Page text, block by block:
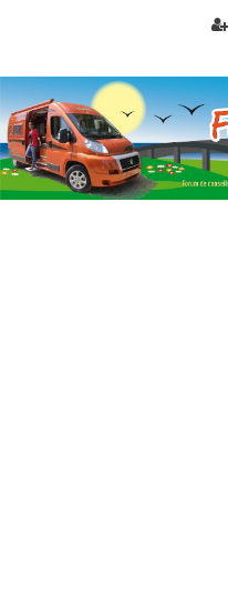
Fourgon-
Forum de conseils et
aménagés, vans et de